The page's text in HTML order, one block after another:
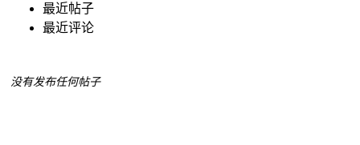
最近帖子
最近评论
没有发布任何帖子